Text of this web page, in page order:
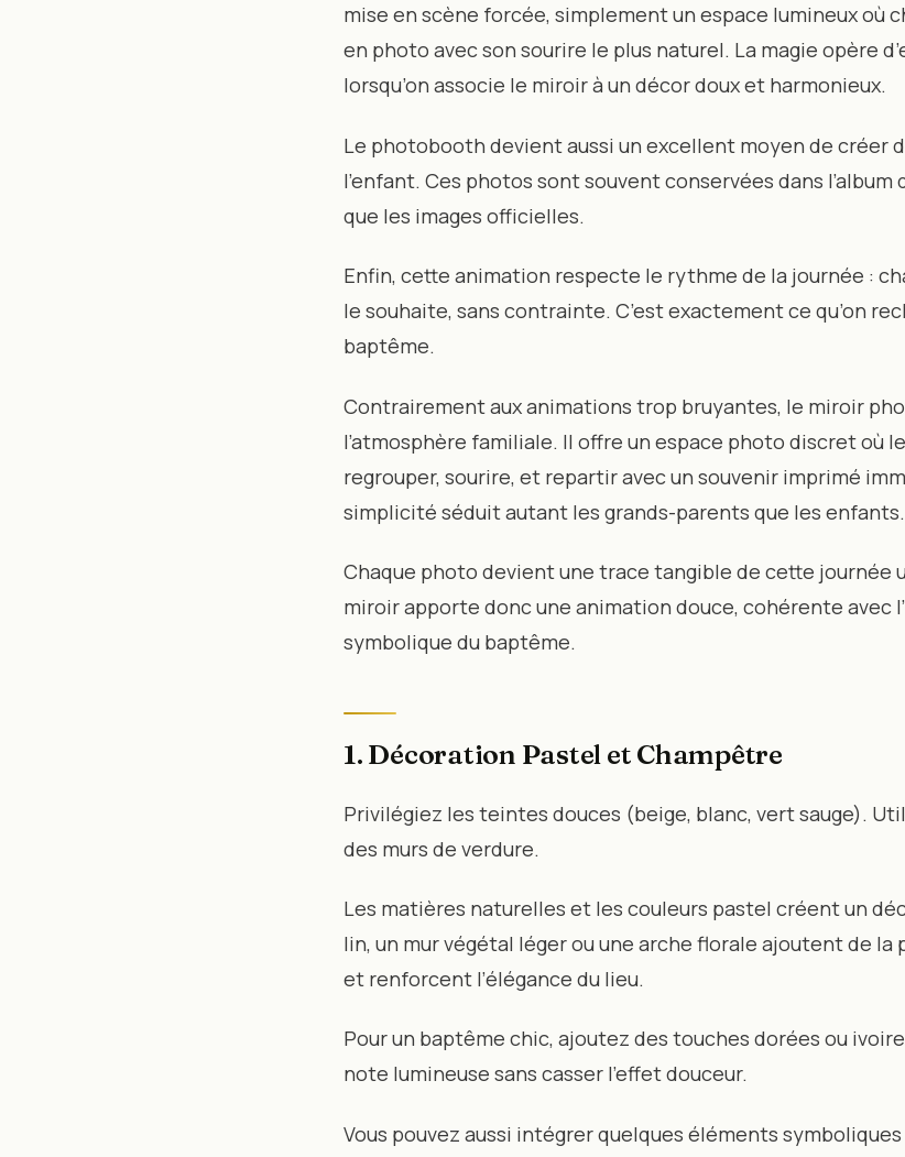
Publié le 14 janvier 2026 • 3 min de lecturemise en scène forcée, simplement un espace lumineux où
en photo avec son sourire le plus naturel. La magie opère
lorsqu’on associe le miroir à un décor doux et harmonieux.
Le photobooth devient aussi un excellent moyen de créer
l’enfant. Ces photos sont souvent conservées dans
que les images officielles.
Enfin, cette animation respecte le rythme de la journée :
le souhaite, sans contrainte. C’est exactement ce qu’on
baptême.
Contrairement aux animations trop bruyantes, le miroir
l’atmosphère familiale. Il offre un espace photo discret où
regrouper, sourire, et repartir avec un souvenir imprimé
simplicité séduit autant les grands-parents que les enfants.
Chaque photo devient une trace tangible de cette journée
miroir apporte donc une animation douce, cohérente avec
symbolique du baptême.
1. Décoration Pastel et Champêtre
Privilégiez les teintes douces (beige, blanc, vert sauge).
des murs de verdure.
Les matières naturelles et les couleurs pastel créent un
lin, un mur végétal léger ou une arche florale ajoutent de la
et renforcent l’élégance du lieu.
Pour un baptême chic, ajoutez des touches dorées ou
note lumineuse sans casser l’effet douceur.
Vous pouvez aussi intégrer quelques éléments